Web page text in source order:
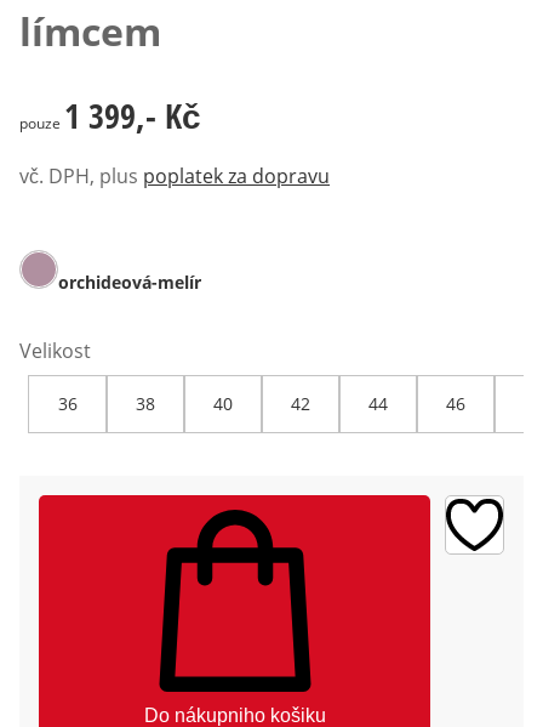
límcem
1 399,- Kč
pouze 1 399,- Kč
vč. DPH, plus poplatek za dopravu
orchideová-melír
Velikost
36 38 40 42 44 46
Do nákupniho košiku